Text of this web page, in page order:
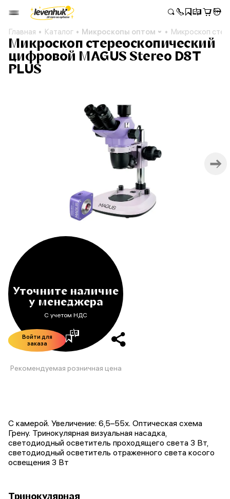
Главная Каталог Микроскопы оптом Микроскоп
Микроскоп стереоскопический
цифровой MAGUS Stereo D8T
PLUS
Уточните наличие
у менеджера
С учетом НДС
Войти для
заказа
Рекомендуемая розничная цена
С камерой. Увеличение: 6,5–55х. Оптическая схема
Грену. Тринокулярная визуальная насадка,
светодиодный осветитель проходящего света 3 Вт,
светодиодный осветитель отраженного света косого
освещения 3 Вт
Тринокулярная